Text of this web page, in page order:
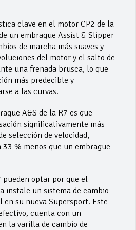
clave en el motor CP2 de la
un embrague Assist & Slipper
de marcha más suaves y
del motor y el salto de
una frenada brusca, lo que
más predecible y
a las curvas.
A&S de la R7 es que
significativamente más
selección de velocidad,
% menos que un embrague
pueden optar por que el
instale un sistema de cambio
en su nueva Supersport. Este
cuenta con un
la varilla de cambio de